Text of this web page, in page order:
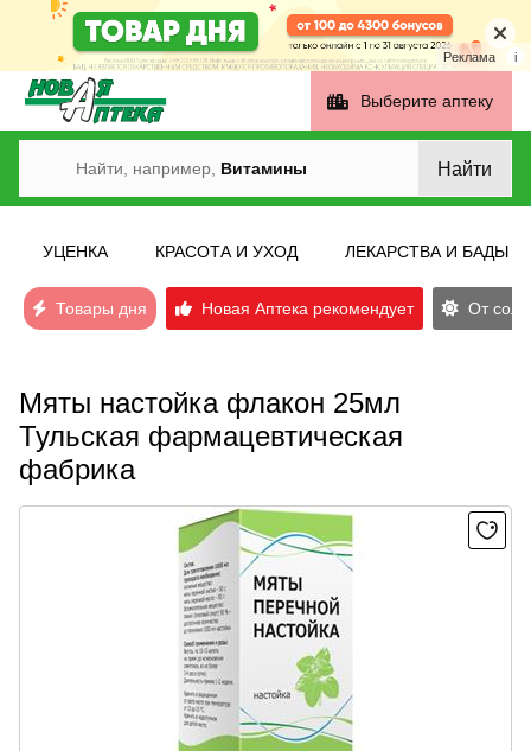
Реклама i
Выберите аптеку
Найти, например, Витамины Найти
УЦЕНКА КРАСОТА И УХОД ЛЕКАРСТВА И БАДЫ
Товары дня Новая Аптека рекомендует От
Мяты настойка флакон 25мл
Тульская фармацевтическая
фабрика